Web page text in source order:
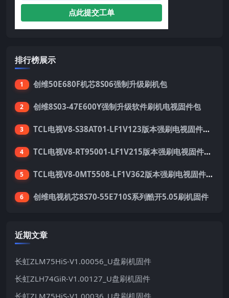
点此提交工单
排行榜展示
1 创维50E680F机芯8S06强制升级刷机包
2 创维8S03-47E600Y强制升级软件刷机电视固件包
3 TCL电视V8-S38AT01-LF1V123版本强刷电视固件包下载
4 TCL电视V8-RT95001-LF1V215版本强刷电视固件包下载
5 TCL电视V8-0MT5508-LF1V362版本强刷电视固件包下载
6 创维电视机芯8S70-55E710S系列酷开5.05刷机固件
近期文章
长虹ZLM75HiS-V1.00056_U盘刷机固件
长虹ZLH74GiR-V1.00127_U盘刷机固件
长虹ZLM75HiS-V1.00036_U盘刷机固件